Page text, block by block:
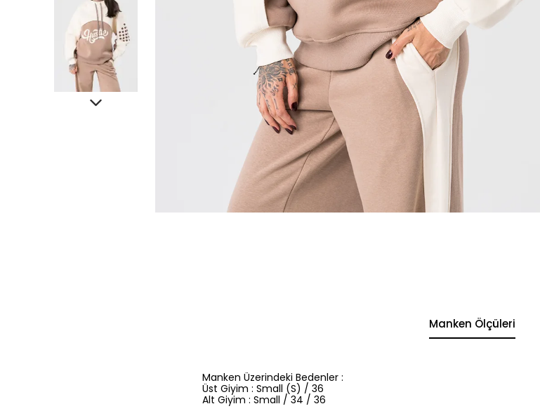
Manken Ölçüleri
Manken Üzerindeki Bedenler :
Üst Giyim : Small (S) / 36
Alt Giyim : Small / 34 / 36